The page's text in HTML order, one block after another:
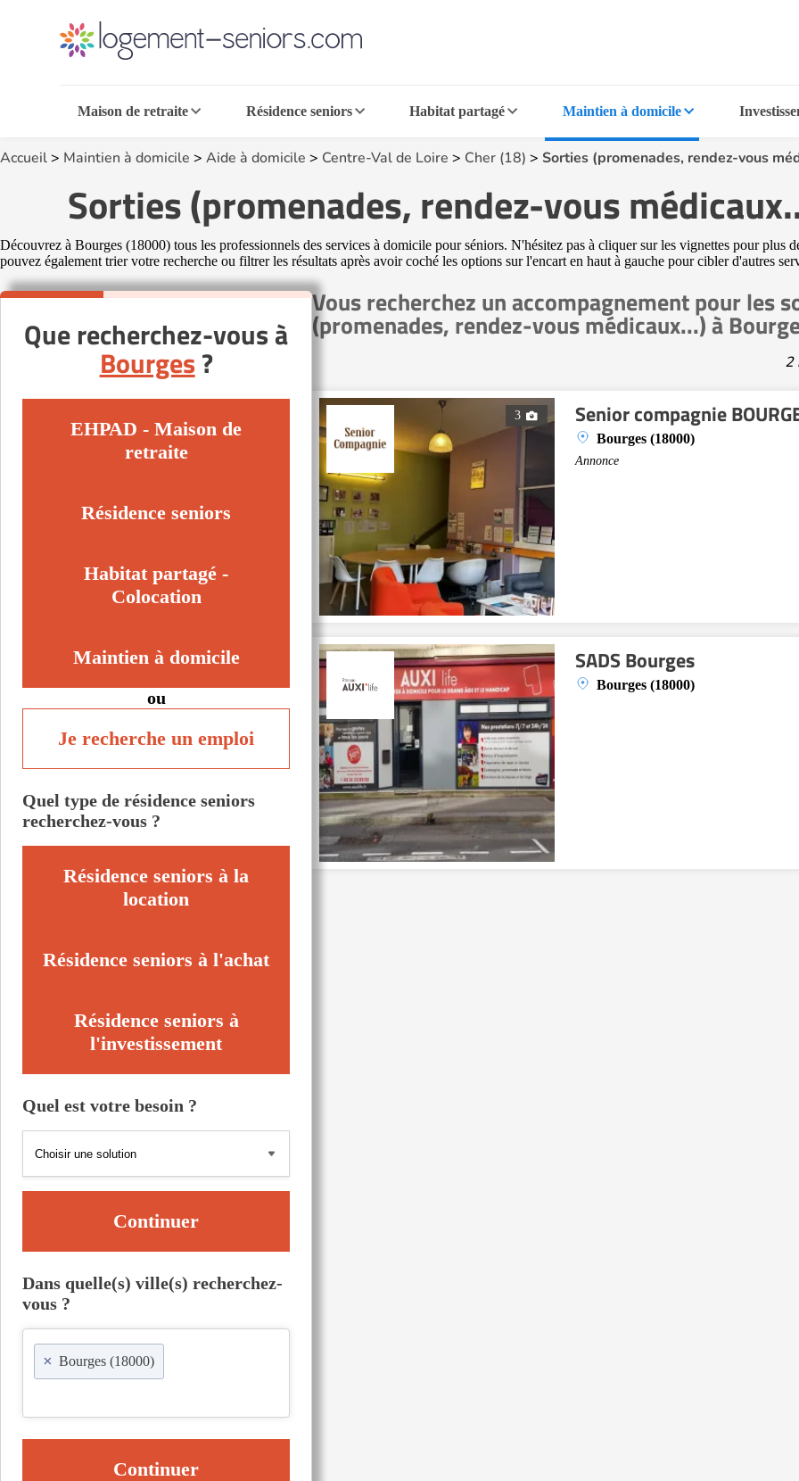
Maison de retraite Résidence seniors Habitat partagé Maintien à domicile
Accueil> Maintien à domicile > Aide à domicile > Centre-Val de Loire > Cher (18) > Sorties (promenades, rendez-vous
Sorties (promenades, rendez-vous
Découvrez à Bourges (18000) tous les professionnels des services à domicile pour séniors. N'hésitez pas à cliquer sur les vignettes pour plus
pouvez également trier votre recherche ou filtrer les résultats après avoir coché les options sur l'encart en haut à gauche pour cibler d'autres
Vous recherchez un accompagnement pour les
(promenades, rendez-vous médicaux...) à
2
3 Senior compagnie
Bourges (18000)
Annonce
SADS Bourges
Bourges (18000)
Que recherchez-vous à
Bourges?
EHPAD - Maison de
retraite
Résidence seniors
Habitat partagé -
Colocation
Maintien à domicile
ou
Je recherche un emploi
Quel type de résidence seniors
recherchez-vous ?
Résidence seniors à la
location
Résidence seniors à l'achat
Résidence seniors à
l'investissement
Quel est votre besoin ?
Continuer
Dans quelle(s) ville(s) recherchez-
vous ?
× Bourges (18000)
Continuer